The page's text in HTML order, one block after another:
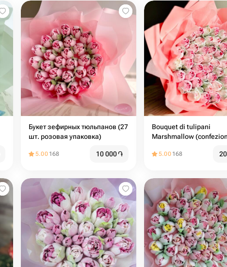
Букет зефирных тюльпанов (27
шт. розовая упаковка)
5.00 168 10 000֏
Bouquet di tulipani
Marshmallow
5.00 168